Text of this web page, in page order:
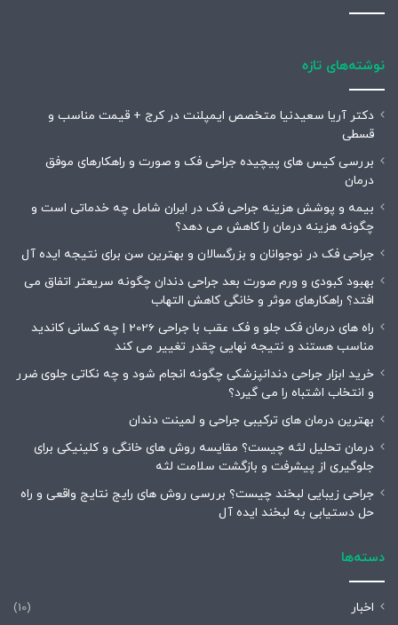
نوشته‌های تازه
دکتر آریا سعیدنیا متخصص ایمپلنت در کرج + قیمت مناسب و
قسطی
بررسی کیس های پیچیده جراحی فک و صورت و راهکارهای موفق
درمان
بیمه و پوشش هزینه جراحی فک در ایران شامل چه خدماتی است و
چگونه هزینه درمان را کاهش می دهد؟
جراحی فک در نوجوانان و بزرگسالان و بهترین سن برای نتیجه ایده آل
بهبود کبودی و ورم صورت بعد جراحی دندان چگونه سریعتر اتفاق می
افتد؟ راهکارهای موثر و خانگی کاهش التهاب
راه های درمان فک جلو و فک عقب با جراحی 2026 | چه کسانی کاندید
مناسب هستند و نتیجه نهایی چقدر تغییر می کند
خرید ابزار جراحی دندانپزشکی چگونه انجام شود و چه نکاتی جلوی ضرر
و انتخاب اشتباه را می گیرد؟
بهترین درمان های ترکیبی جراحی و لمینت دندان
درمان تحلیل لثه چیست؟ مقایسه روش های خانگی و کلینیکی برای
جلوگیری از پیشرفت و بازگشت سلامت لثه
جراحی زیبایی لبخند چیست؟ بررسی روش های رایج نتایج واقعی و راه
حل دستیابی به لبخند ایده آل
دسته‌ها
اخبار
(10)